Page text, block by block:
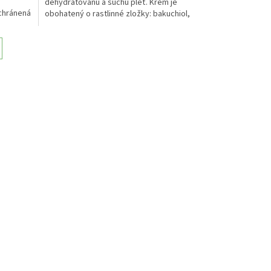
dehydratovanú a suchú pleť. Krém je
obohatený o rastlinné zložky: bakuchiol,